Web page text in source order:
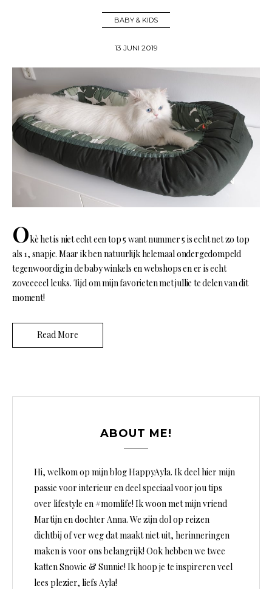
BABY & KIDS
13 JUNI 2019
Okè het is niet echt een top 5 want nummer 5 is echt net zo top
als 1, snapje. Maar ik ben natuurlijk helemaal ondergedompeld
tegenwoordig in de baby winkels en webshops en er is echt
zoveeeeel leuks. Tijd om mijn favorieten met jullie te delen van dit
moment!
Read More
ABOUT ME!
Hi, welkom op mijn blog HappyAyla. Ik deel hier mijn
passie voor interieur en deel speciaal voor jou tips
over lifestyle en #momlife! Ik woon met mijn vriend
Martijn en dochter Anna. We zijn dol op reizen
dichtbij of ver weg dat maakt niet uit, herinneringen
maken is voor ons belangrijk! Ook hebben we twee
katten Snowie & Sunnie! Ik hoop je te inspireren veel
lees plezier, liefs Ayla!